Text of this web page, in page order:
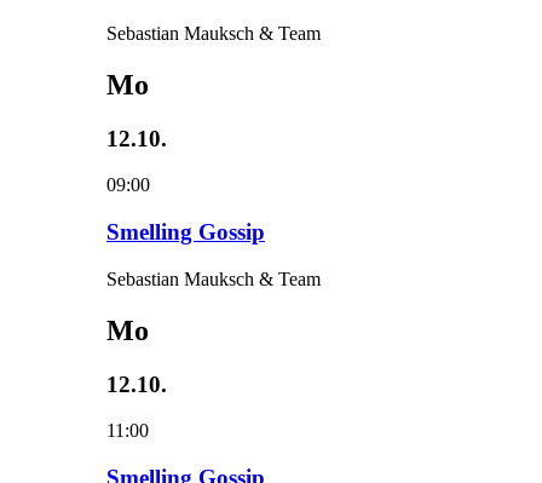
Sebastian Mauksch & Team
Mo
12.10.
09:00
Smelling Gossip
Sebastian Mauksch & Team
Mo
12.10.
11:00
Smelling Gossip